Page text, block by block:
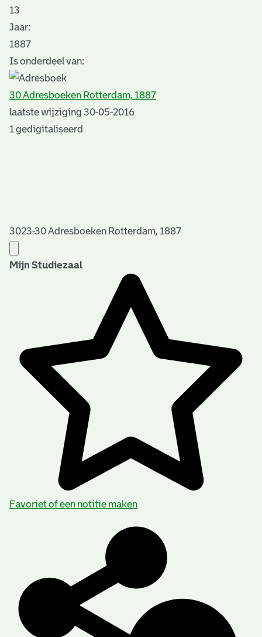
13
Jaar:
1887
Is onderdeel van:
30 Adresboeken Rotterdam, 1887
laatste wijziging 30-05-2016
1 gedigitaliseerd
3023-30 Adresboeken Rotterdam, 1887
Mijn Studiezaal
Favoriet of een notitie maken